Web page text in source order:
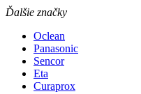
Ďalšie značky
Oclean
Panasonic
Sencor
Eta
Curaprox